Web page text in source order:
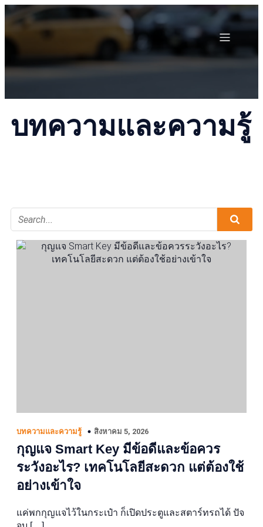
บทความและความรู้
บทความและความรู้ สิงหาคม 5, 2026
กุญแจ Smart Key มีข้อดีและข้อควร
ระวังอะไร? เทคโนโลยีสะดวก แต่ต้องใช้
อย่างเข้าใจ
แค่พกกุญแจไว้ในกระเป๋า ก็เปิดประตูและสตาร์ทรถได้ ปัจ